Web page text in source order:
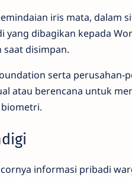
iris mata, dalam
yang dibagikan kepada
disimpan.
serta
atau berencana untuk
informasi pribadi